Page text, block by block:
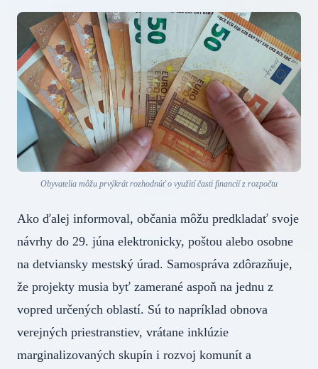
Obyvatelia môžu prvýkrát rozhodnúť o využití časti financií z rozpočtu
Ako ďalej informoval, občania môžu predkladať svoje
návrhy do 29. júna elektronicky, poštou alebo osobne
na detviansky mestský úrad. Samospráva zdôrazňuje,
že projekty musia byť zamerané aspoň na jednu z
vopred určených oblastí. Sú to napríklad obnova
verejných priestranstiev, vrátane inklúzie
marginalizovaných skupín i rozvoj komunít a